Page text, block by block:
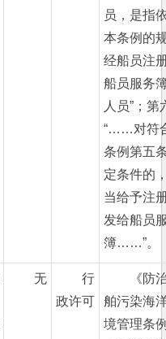
员，是指
本条例的
经船员注
船员服务
人员”；第
“……对符
条例第五
定条件的
当给予注
发给船员
簿……”。
无
行
政许可
《防
舶污染海
境管理条